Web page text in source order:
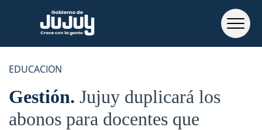
EDUCACIÓN
Gestión Jujuy duplicará los
abonos para docentes que